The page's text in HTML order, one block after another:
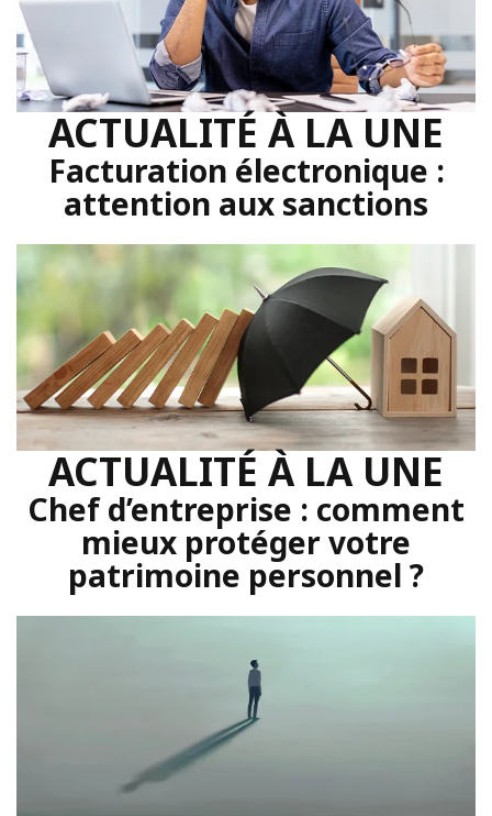
ACTUALITÉ À LA UNE
Facturation électronique :
attention aux sanctions
ACTUALITÉ À LA UNE
Chef d’entreprise : comment
mieux protéger votre
patrimoine personnel ?